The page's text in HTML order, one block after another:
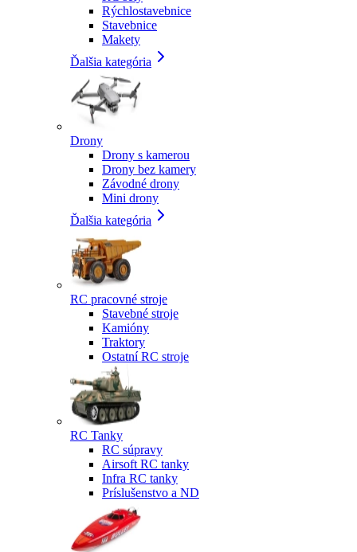
Rýchlostavebnice
Stavebnice
Makety
Ďalšia kategória
Drony
Drony s kamerou
Drony bez kamery
Závodné drony
Mini drony
Ďalšia kategória
RC pracovné stroje
Stavebné stroje
Kamióny
Traktory
Ostatní RC stroje
RC Tanky
RC súpravy
Airsoft RC tanky
Infra RC tanky
Príslušenstvo a ND